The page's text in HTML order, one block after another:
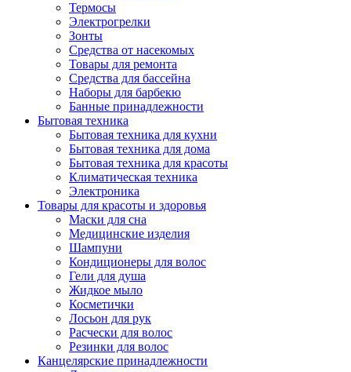
Термосы
Электрогрелки
Зонты
Средства от насекомых
Товары для ремонта
Средства для бассейна
Наборы для барбекю
Банные принадлежности
Бытовая техника
Бытовая техника для кухни
Бытовая техника для дома
Бытовая техника для красоты
Климатическая техника
Электроника
Товары для красоты и здоровья
Маски для сна
Медицинские изделия
Шампуни
Кондиционеры для волос
Гели для душа
Жидкое мыло
Косметички
Лосьон для рук
Расчески для волос
Резинки для волос
Канцелярские принадлежности